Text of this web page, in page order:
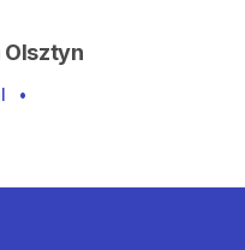
Olsztyn
•